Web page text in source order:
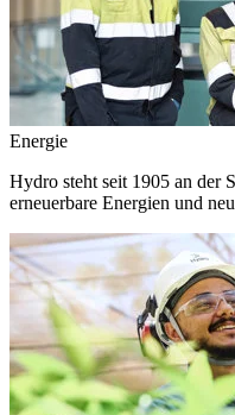
Energie
Hydro steht seit 1905 an der
erneuerbare Energien und